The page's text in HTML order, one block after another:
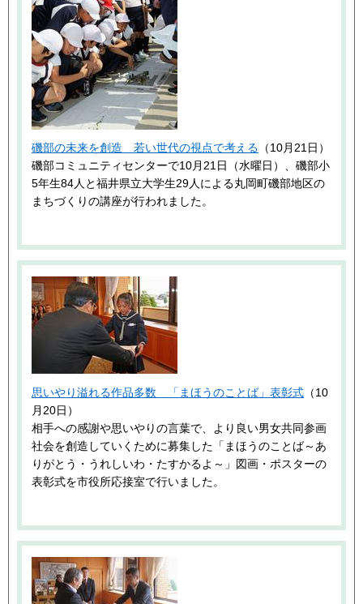
磯部の未来を創造 若い世代の視点で考える （10月21日）
磯部コミュニティセンターで10月21日（水曜日）、磯部小
5年生84人と福井県立大学生29人による丸岡町磯部地区の
まちづくりの講座が行われました。
思いやり溢れる作品多数 「まほうのことば」表彰式 （10
月20日）
相手への感謝や思いやりの言葉で、より良い男女共同参画
社会を創造していくために募集した「まほうのことば～あ
りがとう・うれしいわ・たすかるよ～」図画・ポスターの
表彰式を市役所応接室で行いました。